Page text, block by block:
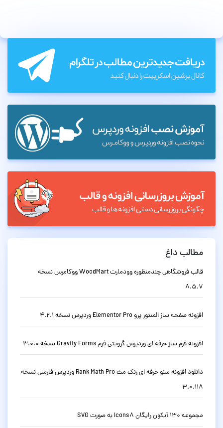
مطالب داغ
قالب فروشگاهی چندمنظوره وودمارت WoodMart ووکامرس نسخه
8.5.7
افزونه صفحه ساز المنتور پرو Elementor Pro وردپرس نسخه 4.2.1
افزونه فرم ساز حرفه ای وردپرس گرویتی فرم Gravity Forms نسخه 3.0.0
دانلود افزونه سئو حرفه ای رنک مث Rank Math Pro وردپرس فارسی نسخه
3.0.118
مجموعه 130 آیکون رایگان Icons8 به صورت SVG